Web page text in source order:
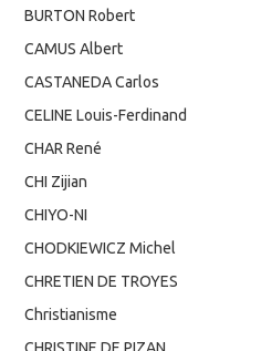
BURTON Robert
CAMUS Albert
CASTANEDA Carlos
CELINE Louis-Ferdinand
CHAR René
CHI Zijian
CHIYO-NI
CHODKIEWICZ Michel
CHRETIEN DE TROYES
Christianisme
CHRISTINE DE PIZAN